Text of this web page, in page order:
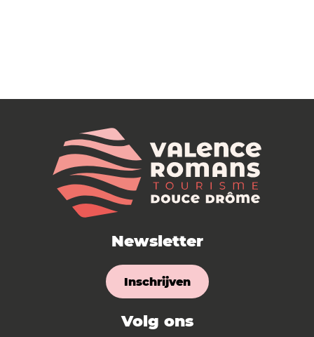
Newsletter
Inschrijven
Volg ons